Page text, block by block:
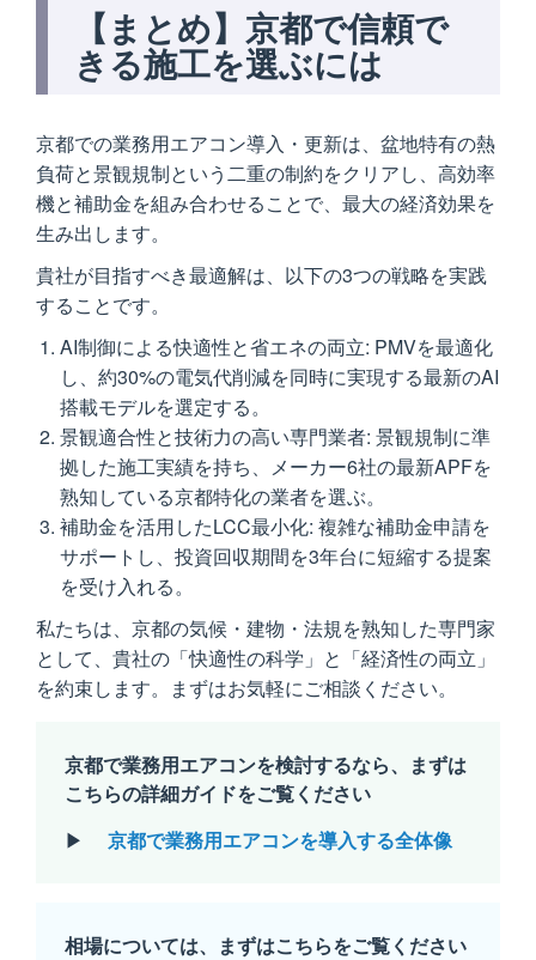
【まとめ】京都で信頼で
きる施工を選ぶには
京都での業務用エアコン導入・更新は、盆地特有の熱
負荷と景観規制という二重の制約をクリアし、高効率
機と補助金を組み合わせることで、最大の経済効果を
生み出します。
貴社が目指すべき最適解は、以下の3つの戦略を実践
することです。
AI制御による快適性と省エネの両立: PMVを最適化
し、約30%の電気代削減を同時に実現する最新のAI
搭載モデルを選定する。
景観適合性と技術力の高い専門業者: 景観規制に準
拠した施工実績を持ち、メーカー6社の最新APFを
熟知している京都特化の業者を選ぶ。
補助金を活用したLCC最小化: 複雑な補助金申請を
サポートし、投資回収期間を3年台に短縮する提案
を受け入れる。
私たちは、京都の気候・建物・法規を熟知した専門家
として、貴社の「快適性の科学」と「経済性の両立」
を約束します。まずはお気軽にご相談ください。
京都で業務用エアコンを検討するなら、まずは
こちらの詳細ガイドをご覧ください
▶
京都で業務用エアコンを導入する全体像
相場については、まずはこちらをご覧ください